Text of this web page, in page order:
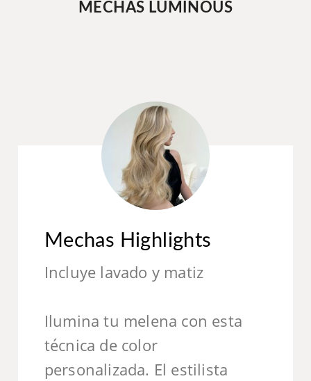
MECHAS LUMINOUS
Mechas Highlights
Incluye lavado y matiz
Ilumina tu melena con esta
técnica de color
personalizada. El estilista